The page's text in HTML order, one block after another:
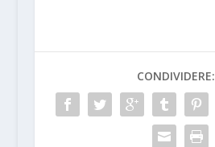
CONDIVIDERE: